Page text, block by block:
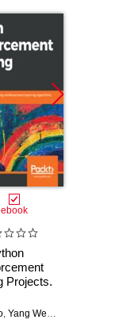
ebook
Projects.
, Yang Wenzhuo